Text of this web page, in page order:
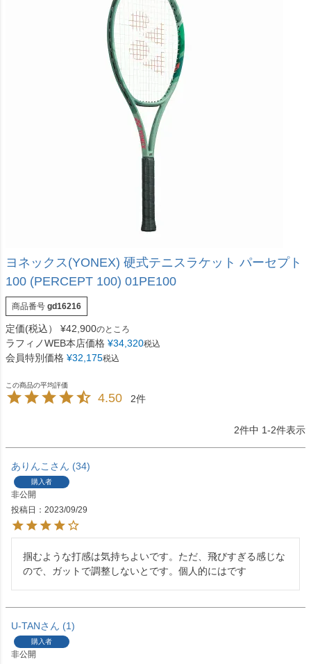
ヨネックス(YONEX) 硬式テニスラケット パーセプト
100 (PERCEPT 100) 01PE100
商品番号 gd16216
定価(税込） ¥42,900のところ
ラフィノWEB本店価格 ¥34,320税込
会員特別価格 ¥32,175税込
4.50 2
2件中 1-2件表示
ありんこ 34
購入者
非公開
投稿日
2023/09/29
掴むような打感は気持ちよいです。ただ、飛びすぎる感じな
ので、ガットで調整しないとです。個人的にはです
U-TAN 1
購入者
非公開